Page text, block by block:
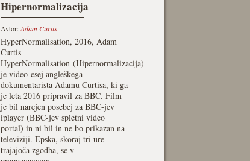
Hipernormalizacija
Avtor:Adam Curtis
HyperNormalisation, 2016, Adam
Curtis
HyperNormalisation (Hipernormalizacija)
je video-esej angleškega
dokumentarista Adamu Curtisa, ki ga
je leta 2016 pripravil za BBC. Film
je bil narejen posebej za BBC-jev
iplayer (BBC-jev spletni video
portal) in ni bil in ne bo prikazan na
televiziji. Epska, skoraj tri ure
trajajoča zgodba, se v